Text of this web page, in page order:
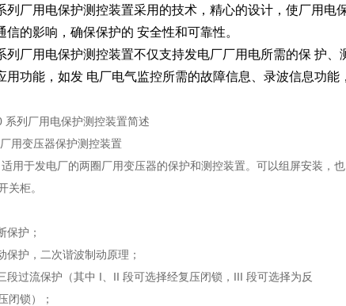
列厂用电保护测控装置采用的技术，精心的设计，使厂用电
信的影响，确保保护的 安全性和可靠性。
列厂用电保护测控装置不仅支持发电厂厂用电所需的保 护、
用功能，如发 电厂电气监控所需的故障信息、录波信息功
系列厂用电保护测控装置简述
用变压器保护测控装置
用于发电厂的两圈厂用变压器的保护和测控装置。可以组屏安装，也
关柜。
保护；
保护，二次谐波制动原理；
段过流保护（其中 I、II 段可选择经复压闭锁，III 段可选择为反
闭锁）；